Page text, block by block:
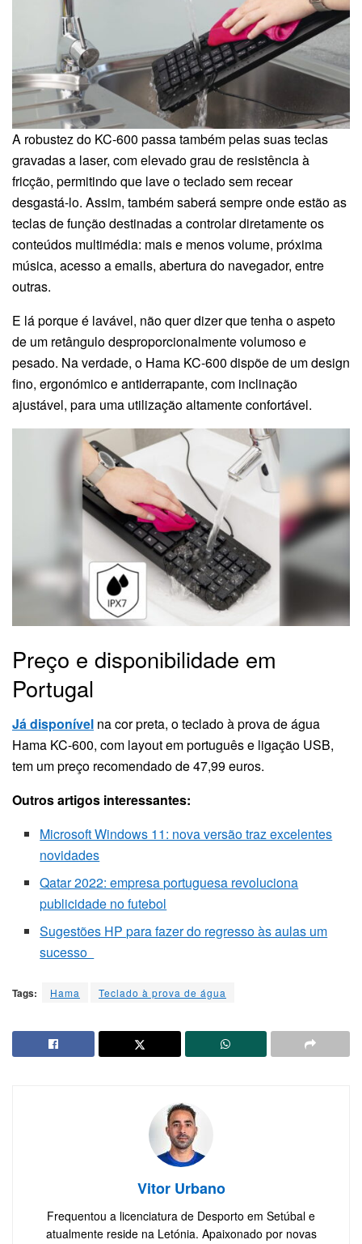
A robustez do KC-600 passa também pelas suas teclas
gravadas a laser, com elevado grau de resistência à
fricção, permitindo que lave o teclado sem recear
desgastá-lo. Assim, também saberá sempre onde estão as
teclas de função destinadas a controlar diretamente os
conteúdos multimédia: mais e menos volume, próxima
música, acesso a emails, abertura do navegador, entre
outras.
E lá porque é lavável, não quer dizer que tenha o aspeto
de um retângulo desproporcionalmente volumoso e
pesado. Na verdade, o Hama KC-600 dispõe de um design
fino, ergonómico e antiderrapante, com inclinação
ajustável, para uma utilização altamente confortável.
Preço e disponibilidade em
Portugal
Já disponível na cor preta, o teclado à prova de água
Hama KC-600, com layout em português e ligação USB,
tem um preço recomendado de 47,99 euros.
Outros artigos interessantes:
Microsoft Windows 11: nova versão traz excelentes
novidades
Qatar 2022: empresa portuguesa revoluciona
publicidade no futebol
Sugestões HP para fazer do regresso às aulas um
sucesso
Tags: Hama Teclado à prova de água
Vitor Urbano
Frequentou a licenciatura de Desporto em Setúbal e
atualmente reside na Letónia. Apaixonado por novas